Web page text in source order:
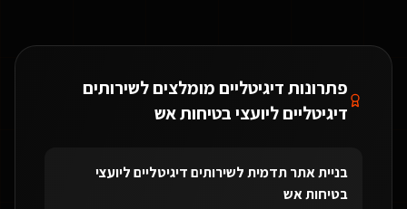
פתרונות דיגיטליים מומלצים לשירותים
דיגיטליים ליועצי בטיחות אש
בניית אתר תדמיתלשירותים דיגיטליים ליועצי
בטיחות אש